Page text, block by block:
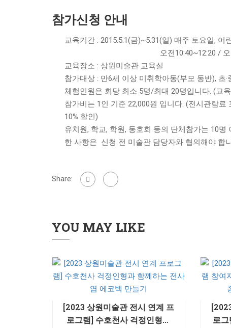
참가신청 안내
교육기간 : 2015.5.1(금)~5.31(일) 매주 토요일,
오전10:40~12:20 / 오후
교육장소 : 상원미술관 교육실
참가대상 : 만6세 이상 미취학아동(부모 동반), 초
체험인원은 회당 최소 5명/최대 20명입니다. (교
참가비는 1인 기준 22,000원 입니다. (전시관람료
10% 할인)
유치원, 학교, 학원, 동호회 등의 단체참가는 10명
한 사항은 신청 전 미술관 담당자와 협의해야 합
Share:
YOU MAY LIKE
[2023 상원미술관 전시 연계 프
로그램] 수호천사 걱정인형과
로